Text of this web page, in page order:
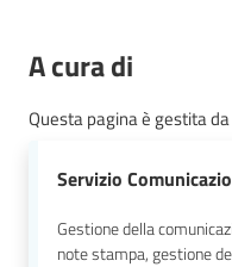
A cura di
Questa pagina è gestita da
Servizio
Gestione della
note stampa, gestione